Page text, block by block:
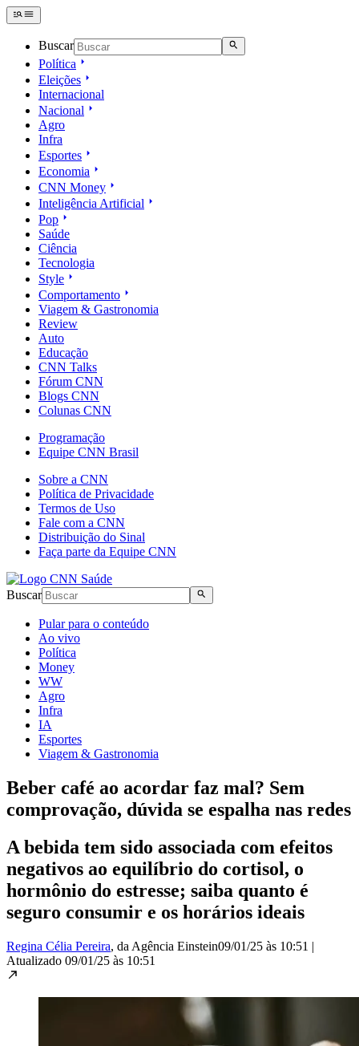
Buscar
Política
Eleições
Internacional
Nacional
Agro
Infra
Esportes
Economia
CNN Money
Inteligência Artificial
Pop
Saúde
Ciência
Tecnologia
Style
Comportamento
Viagem & Gastronomia
Review
Auto
Educação
CNN Talks
Fórum CNN
Blogs CNN
Colunas CNN
Programação
Equipe CNN Brasil
Sobre a CNN
Política de Privacidade
Termos de Uso
Fale com a CNN
Distribuição do Sinal
Faça parte da Equipe CNN
Buscar
Pular para o conteúdo
Ao vivo
Política
Money
WW
Agro
Infra
IA
Esportes
Viagem & Gastronomia
Beber café ao acordar faz mal? Sem
comprovação, dúvida se espalha nas redes
A bebida tem sido associada com efeitos
negativos ao equilíbrio do cortisol, o
hormônio do estresse; saiba quanto é
seguro consumir e os horários ideais
Regina Célia Pereira, da Agência Einstein09/01/25 às 10:51 |
Atualizado 09/01/25 às 10:51